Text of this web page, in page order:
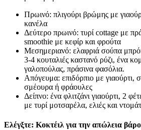
Πρωινό: πλιγούρι βρώμης με
κανέλα
Δεύτερο πρωινό: τυρί cottage με
smoothie με κεφίρ και φρούτα
Μεσημεριανό: ελαφριά σούπα
3-4 κουταλιές καστανό ρύζι, ένα
γαλοπούλας, πράσινα φασόλια.
Απόγευμα: επιδόρπιο με γιαούρτι,
σμέουρα ή φράουλες
Δείπνο: ένα φλιτζάνι γιαούρτι, 2
με τυρί μοτσαρέλα, ελιές και
Ελέγξτε: Κοκτέιλ για την απώλεια